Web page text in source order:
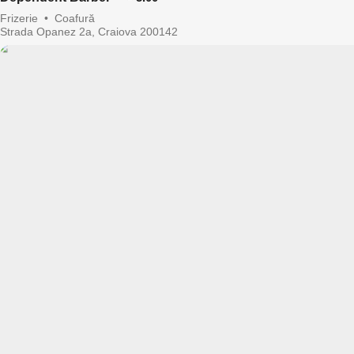
Frizerie • Coafură
Strada Opanez 2a, Craiova 200142